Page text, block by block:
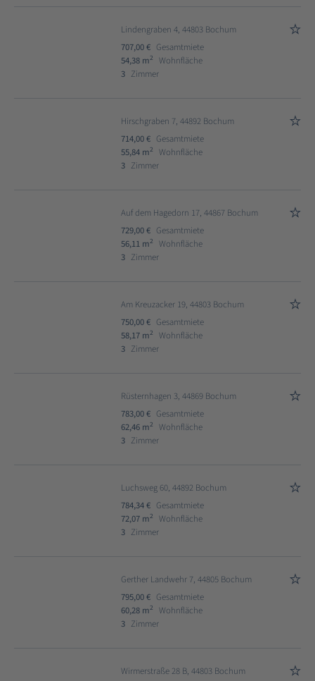
Lindengraben 4, 44803 Bochum
707,00 € Gesamtmiete
54,38 m2
Wohnfläche
3 Zimmer
Hirschgraben 7, 44892 Bochum
714,00 € Gesamtmiete
55,84 m2
Wohnfläche
3 Zimmer
Auf dem Hagedorn 17, 44867 Bochum
729,00 € Gesamtmiete
56,11 m2
Wohnfläche
3 Zimmer
Am Kreuzacker 19, 44803 Bochum
750,00 € Gesamtmiete
58,17 m2
Wohnfläche
3 Zimmer
Rüsternhagen 3, 44869 Bochum
783,00 € Gesamtmiete
62,46 m2
Wohnfläche
3 Zimmer
Luchsweg 60, 44892 Bochum
784,34 € Gesamtmiete
72,07 m2
Wohnfläche
3 Zimmer
Gerther Landwehr 7, 44805 Bochum
795,00 € Gesamtmiete
60,28 m2
Wohnfläche
3 Zimmer
Wirmerstraße 28 B, 44803 Bochum